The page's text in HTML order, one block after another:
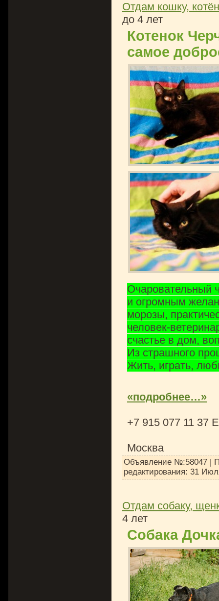
Отдам кошку,
до 4 лет
Котенок
самое
Очаровательный
и огромным
морозы,
человек-
счастье в дом,
Из страшного
Жить, играть,
«подробнее…»
+7 915 077 11 37
Москва
Объявление №:58047 |
редактирования: 31
Отдам собаку,
4 лет
Собака